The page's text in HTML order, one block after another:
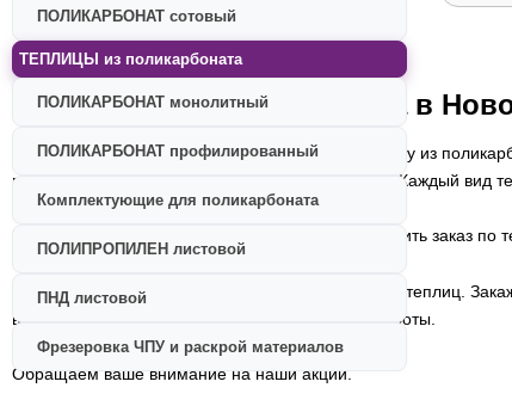
ПОЛИКАРБОНАТ сотовый
ТЕПЛИЦЫ из поликарбоната
ПОЛИКАРБОНАТ монолитный
ПОЛИКАРБОНАТ профилированный
Комплектующие для поликарбоната
ПОЛИПРОПИЛЕН листовой
ПНД листовой
Фрезеровка ЧПУ и раскрой материалов
Теплицы из поликарбоната в
Компания"Апекс плюс" предлагает купить теплицу из
поликарбоната - это гарантия большого урожая. Каждый вид
Не хотите приезжать в офис? Достаточно совершить заказ
Предлагаем услуги профессионального монтажа теплиц.
вас потребуется принять конечный результат работы.
Обращаем ваше внимание на наши акции.